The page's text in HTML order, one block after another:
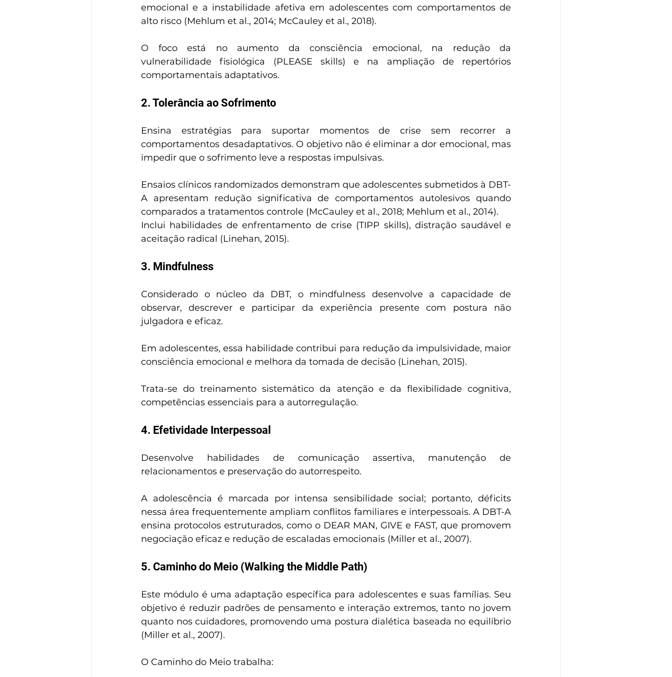
emocional e a instabilidade afetiva em adolescentes com comportamentos de
alto risco (Mehlum et al., 2014; McCauley et al., 2018).
O foco está no aumento da consciência emocional, na redução da
vulnerabilidade fisiológica (PLEASE skills) e na ampliação de repertórios
comportamentais adaptativos.
2. Tolerância ao Sofrimento
Ensina estratégias para suportar momentos de crise sem recorrer a
comportamentos desadaptativos. O objetivo não é eliminar a dor emocional, mas
impedir que o sofrimento leve a respostas impulsivas.
Ensaios clínicos randomizados demonstram que adolescentes submetidos à DBT-
A apresentam redução significativa de comportamentos autolesivos quando
comparados a tratamentos controle (McCauley et al., 2018; Mehlum et al., 2014).
Inclui habilidades de enfrentamento de crise (TIPP skills), distração saudável e
aceitação radical (Linehan, 2015).
3. Mindfulness
Considerado o núcleo da DBT, o mindfulness desenvolve a capacidade de
observar, descrever e participar da experiência presente com postura não
julgadora e eficaz.
Em adolescentes, essa habilidade contribui para redução da impulsividade, maior
consciência emocional e melhora da tomada de decisão (Linehan, 2015).
Trata-se do treinamento sistemático da atenção e da flexibilidade cognitiva,
competências essenciais para a autorregulação.
4. Efetividade Interpessoal
Desenvolve habilidades de comunicação assertiva, manutenção de
relacionamentos e preservação do autorrespeito.
A adolescência é marcada por intensa sensibilidade social; portanto, déficits
nessa área frequentemente ampliam conflitos familiares e interpessoais. A DBT-A
ensina protocolos estruturados, como o DEAR MAN, GIVE e FAST, que promovem
negociação eficaz e redução de escaladas emocionais (Miller et al., 2007).
5. Caminho do Meio (Walking the Middle Path)
Este módulo é uma adaptação específica para adolescentes e suas famílias. Seu
objetivo é reduzir padrões de pensamento e interação extremos, tanto no jovem
quanto nos cuidadores, promovendo uma postura dialética baseada no equilíbrio
(Miller et al., 2007).
O Caminho do Meio trabalha: